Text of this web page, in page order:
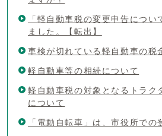
「軽自動車税の変更申告につい
ました。【転出】
車検が切れている軽自動車の税
軽自動車等の相続について
軽自動車税の対象となるトラク
について
「電動自転車」は、市役所での